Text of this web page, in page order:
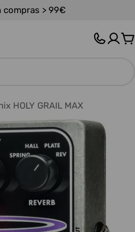
compras > 99€
HOLY GRAIL MAX